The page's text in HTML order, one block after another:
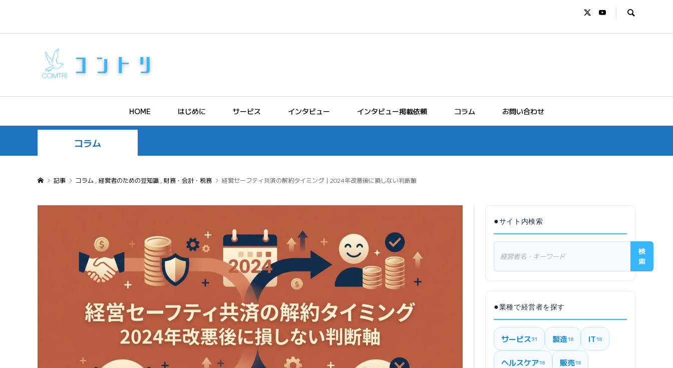
HOME はじめに サービス インタビュー インタビュー掲載依頼 コラム お問い合わせ
コラム
記事 コラム , 経営者のための豆知識 , 財務・会計・税務 経営セーフティ共済の解約タイミング｜2024年改悪後に損しない判断軸
●サイト内検索
検
索
●業種で経営者を探す
サービス31 製造18 IT18
ヘルスケア18 販売18